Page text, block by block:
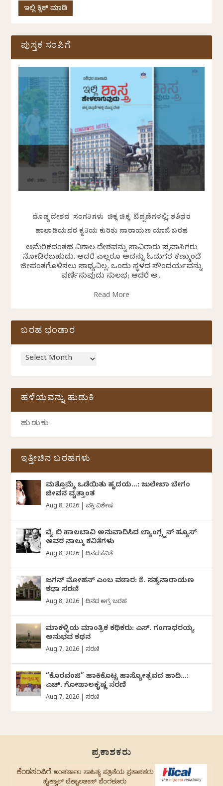
ಇಲ್ಲಿ ಕ್ಲಿಕ್ ಮಾಡಿ
ಪುಸ್ತಕ ಸಂಪಿಗೆ
ದೊಡ್ಡ ದೇಶದ ಸಂಗತಿಗಳು ಚಿಕ್ಕ ಚಿಕ್ಕ ಟಿಪ್ಪಣಿಗಳಲ್ಲಿ: ಶಶಿಧರ
ಹಾಲಾಡಿಯವರ ಕೃತಿಯ ಕುರಿತು ನಾರಾಯಣ ಯಾಜಿ ಬರಹ
ಅಮೆರಿಕದಂತಹ ವಿಶಾಲ ದೇಶವನ್ನು ಸಾವಿರಾರು ಪ್ರವಾಸಿಗರು
ನೋಡಿರಬಹುದು. ಆದರೆ ಎಲ್ಲರೂ ಅದನ್ನು ಓದುಗರ ಕಣ್ಮುಂದೆ
ಜೀವಂತಗೊಳಿಸಲು ಸಾಧ್ಯವಿಲ್ಲ. ಒಂದು ಸ್ಥಳದ ಸೌಂದರ್ಯವನ್ನು
ವರ್ಣಿಸುವುದು ಸುಲಭ; ಆದರೆ ಆ...
Read More
ಬರಹ ಭಂಡಾರ
ಹಳೆಯವನ್ನು ಹುಡುಕಿ
ಇತ್ತೀಚಿನ ಬರಹಗಳು
ಮತ್ತೊಮ್ಮೆ ಒಡೆಯಿತು ಹೃದಯ…: ಜುಲೇಖಾ ಬೇಗಂ
ಜೀವನ ವೃತ್ತಾಂತ
Aug 8, 2026 ವ್ಯಕ್ತಿ ವಿಶೇಷ
ವೈ ಬಿ ಹಾಲಬಾವಿ ಅನುವಾದಿಸಿದ ಲ್ಯಾಂಗ್ಸ್ಟನ್ ಹ್ಯೂಸ್
ಅವರ ನಾಲ್ಕು ಕವಿತೆಗಳು
Aug 8, 2026 |ದಿನದ ಕವಿತೆ
ಜಗನ್‌ ಮೋಹನ್‌ ಎಂಬ ವಠಾರ: ಕೆ. ಸತ್ಯನಾರಾಯಣ
ಕಥಾ ಸರಣಿ
Aug 8, 2026 |ದಿನದ ಅಗ್ರ ಬರಹ
ಮಾಕಳ್ಳಿಯ ಮಾಂತ್ರಿಕ ಕಥಿಕರು: ಎಸ್. ಗಂಗಾಧರಯ್ಯ
ಅನುಭವ ಕಥನ
Aug 7, 2026 ಸರಣಿ
“ಕೊರವಂಜಿ” ಹಾಕಿಕೊಟ್ಟ ಹಾಸ್ಯೋತ್ಸವದ ಹಾದಿ…:
ಎಚ್. ಗೋಪಾಲಕೃಷ್ಣ ಸರಣಿ
Aug 7, 2026 ಸರಣಿ
ಪ್ರಕಾಶಕರು